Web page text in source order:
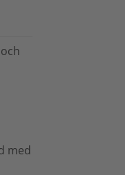
med